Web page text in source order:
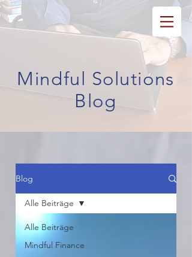
Mindful Solutions
Blog
Blog
Alle Beiträge
Mindful Finance
Alle Beiträge